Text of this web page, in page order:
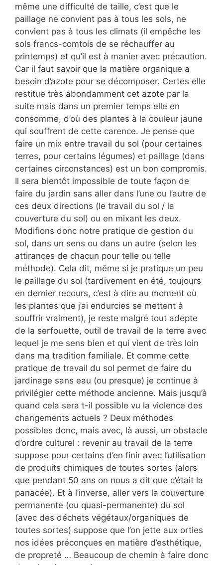
même une difficulté de taille, c’est que le
paillage ne convient pas à tous les sols, ne
convient pas à tous les climats (il empêche les
sols francs-comtois de se réchauffer au
printemps) et qu’il est à manier avec précaution.
Car il faut savoir que la matière organique a
besoin d’azote pour se décomposer. Certes elle
restitue très abondamment cet azote par la
suite mais dans un premier temps elle en
consomme, d’où des plantes à la couleur jaune
qui souffrent de cette carence. Je pense que
faire un mix entre travail du sol (pour certaines
terres, pour certains légumes) et paillage (dans
certaines circonstances) est un bon compromis.
Il sera bientôt impossible de toute façon de
faire du jardin sans aller dans l’une ou l’autre de
ces deux directions (le travail du sol / la
couverture du sol) ou en mixant les deux.
Modifions donc notre pratique de gestion du
sol, dans un sens ou dans un autre (selon les
attirances de chacun pour telle ou telle
méthode). Cela dit, même si je pratique un peu
le paillage du sol (tardivement en été, toujours
en dernier recours, c’est à dire au moment où
les plantes que j’ai endurcies se mettent à
souffrir vraiment), je reste malgré tout adepte
de la serfouette, outil de travail de la terre avec
lequel je me sens bien et qui vient de très loin
dans ma tradition familiale. Et comme cette
pratique de travail du sol permet de faire du
jardinage sans eau (ou presque) je continue à
privilégier cette méthode ancienne. Mais jusqu’à
quand cela sera t-il possible vu la violence des
changements actuels ? Deux méthodes
possibles donc, mais avec, là aussi, un obstacle
d’ordre culturel : revenir au travail de la terre
suppose pour certains d’en finir avec l’utilisation
de produits chimiques de toutes sortes (alors
que pendant 50 ans on nous a dit que c’était la
panacée). Et à l’inverse, aller vers la couverture
permanente (ou quasi-permanente) du sol
(avec des déchets végétaux/organiques de
toutes sortes) suppose que l’on jette aux orties
nos idées préconçues en matière d’esthétique,
de propreté … Beaucoup de chemin à faire donc